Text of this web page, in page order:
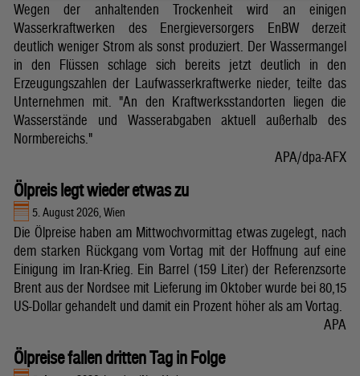
Wegen der anhaltenden Trockenheit wird an einigen
Wasserkraftwerken des Energieversorgers EnBW derzeit
deutlich weniger Strom als sonst produziert. Der Wassermangel
in den Flüssen schlage sich bereits jetzt deutlich in den
Erzeugungszahlen der Laufwasserkraftwerke nieder, teilte das
Unternehmen mit. "An den Kraftwerksstandorten liegen die
Wasserstände und Wasserabgaben aktuell außerhalb des
Normbereichs."
APA/dpa-AFX
Ölpreis legt wieder etwas zu
5. August 2026, Wien
Die Ölpreise haben am Mittwochvormittag etwas zugelegt, nach
dem starken Rückgang vom Vortag mit der Hoffnung auf eine
Einigung im Iran-Krieg. Ein Barrel (159 Liter) der Referenzsorte
Brent aus der Nordsee mit Lieferung im Oktober wurde bei 80,15
US-Dollar gehandelt und damit ein Prozent höher als am Vortag.
APA
Ölpreise fallen dritten Tag in Folge